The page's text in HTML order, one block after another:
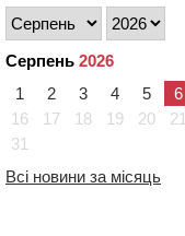
Серпень 2026
1
2 3 4 5 6
16
17 18 19 20 21
31
Всі новини за місяць